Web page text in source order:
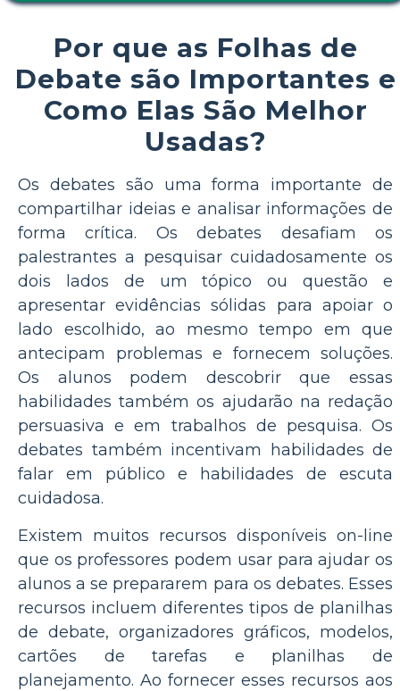
Por que as Folhas de
Debate são Importantes e
Como Elas São Melhor
Usadas?
Os debates são uma forma importante de
compartilhar ideias e analisar informações de
forma crítica. Os debates desafiam os
palestrantes a pesquisar cuidadosamente os
dois lados de um tópico ou questão e
apresentar evidências sólidas para apoiar o
lado escolhido, ao mesmo tempo em que
antecipam problemas e fornecem soluções.
Os alunos podem descobrir que essas
habilidades também os ajudarão na redação
persuasiva e em trabalhos de pesquisa. Os
debates também incentivam habilidades de
falar em público e habilidades de escuta
cuidadosa.
Existem muitos recursos disponíveis on-line
que os professores podem usar para ajudar os
alunos a se prepararem para os debates. Esses
recursos incluem diferentes tipos de planilhas
de debate, organizadores gráficos, modelos,
cartões de tarefas e planilhas de
planejamento. Ao fornecer esses recursos aos